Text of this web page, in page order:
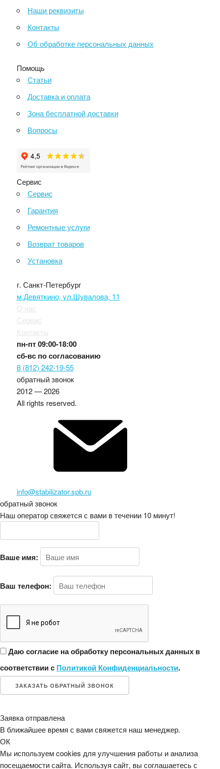
Наши реквизиты
Контакты
Об обработке персональных данных
Помощь
Статьи
Доставка и оплата
Зона бесплатной доставки
Вопросы
Сервис
Сервис
Гарантия
Ремонтные услуги
Возврат товаров
Установка
г. Санкт-Петербург
м.Девяткино, ул.Шувалова, 11
О нас
Сервис
Контакты
пн-пт09:00-18:00
сб-вс по согласованию
8 (812) 242-19-55
обратный звонок
2012 — 2026
All rights reserved.
info@stabilizator.spb.ru
обратный звонок
Наш оператор свяжется с вами в течении 10 минут!
Ваше имя:
Ваш телефон:
Даю согласие на обработку персональных данных в
соответствии с Политикой Конфиденциальности.
ЗАКАЗАТЬ ОБРАТНЫЙ ЗВОНОК
Заявка отправлена
В ближайшее время с вами свяжется наш менеджер.
ОК
Мы используем cookies для улучшения работы и анализа
посещаемости сайта. Используя сайт, вы соглашаетесь с